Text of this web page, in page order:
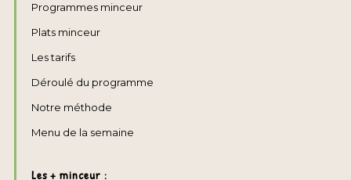
Programmes minceur
Plats minceur
Les tarifs
Déroulé du programme
Notre méthode
Menu de la semaine
Les + minceur :